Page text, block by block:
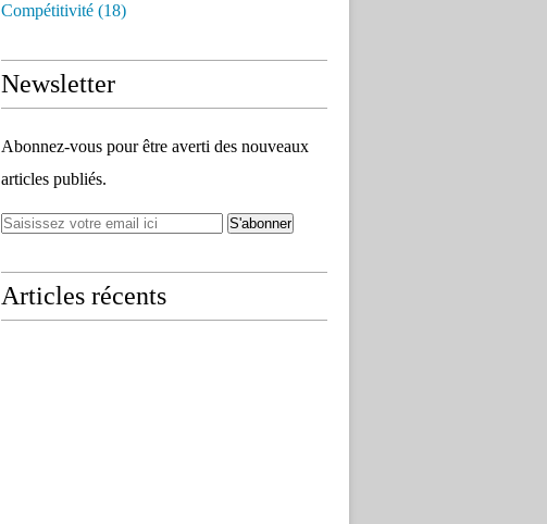
Compétitivité (18)
Newsletter
Abonnez-vous pour être averti des nouveaux
articles publiés.
Articles récents